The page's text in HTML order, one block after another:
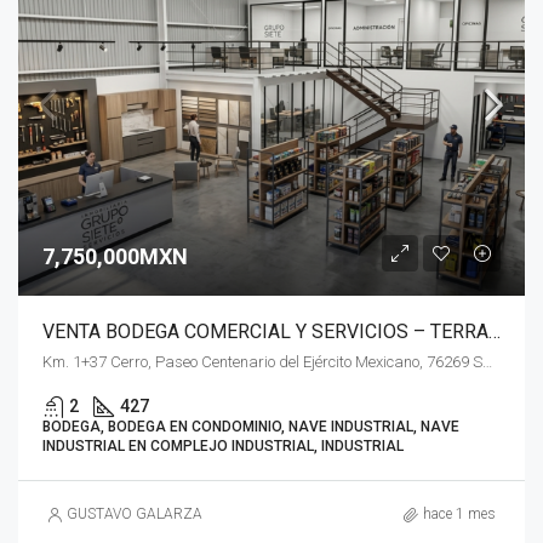
7,750,000MXN
VENTA BODEGA COMERCIAL Y SERVICIOS – TERRA PARK CENTENARIO QUERETARO
Km. 1+37 Cerro, Paseo Centenario del Ejército Mexicano, 76269 Santiago de Querétaro, Qro.
2 427
BODEGA, BODEGA EN CONDOMINIO, NAVE INDUSTRIAL, NAVE
INDUSTRIAL EN COMPLEJO INDUSTRIAL, INDUSTRIAL
GUSTAVO GALARZA hace 1 mes